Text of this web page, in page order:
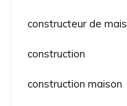
constructeur de
construction
construction maison